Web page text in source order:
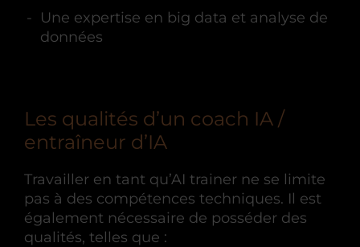
Une expertise en big data et analyse de
données
Les qualités d’un coach IA /
entraîneur d’IA
Travailler en tant qu’AI trainer ne se limite
pas à des compétences techniques. Il est
également nécessaire de posséder des
qualités, telles que :